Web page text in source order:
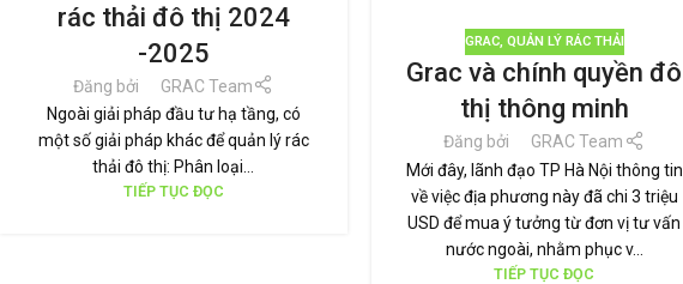
rác thải đô thị 2024
-2025
Đăng bởi
GRAC Team
Ngoài giải pháp đầu tư hạ tầng, có
một số giải pháp khác để quản lý rác
thải đô thị: Phân loại...
TIẾP TỤC ĐỌC
GRAC, QUẢN LÝ RÁC THẢI
Grac và chính quyền đô
thị thông minh
Đăng bởi
GRAC Team
Mới đây, lãnh đạo TP Hà Nội thông tin
về việc địa phương này đã chi 3 triệu
USD để mua ý tưởng từ đơn vị tư vấn
nước ngoài, nhằm phục v...
TIẾP TỤC ĐỌC